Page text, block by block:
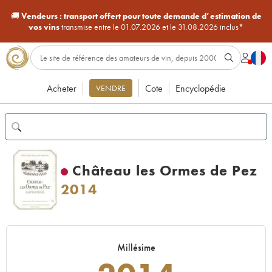
🚚Vendeurs : transport offert pour toute demande d’estimation de
vos vinstransmise entre le 01.07.2026 et le 31.08.2026 inclus*
Acheter VENDRE Cote Encyclopédie
Château les Ormes de Pez
2014
Millésime